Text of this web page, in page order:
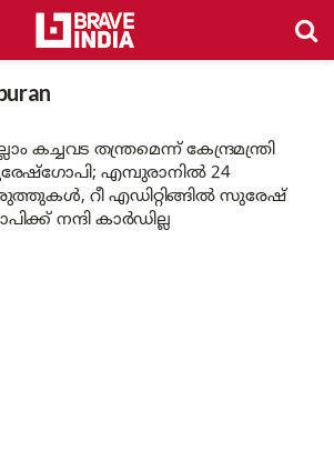
കച്ചവട തന്ത്രമെന്ന് കേന്ദ്രമന്ത്രി
എമ്പുരാനിൽ 24
റീ എഡിറ്റിങ്ങിൽ സുരേഷ്
നന്ദി കാർഡില്ല